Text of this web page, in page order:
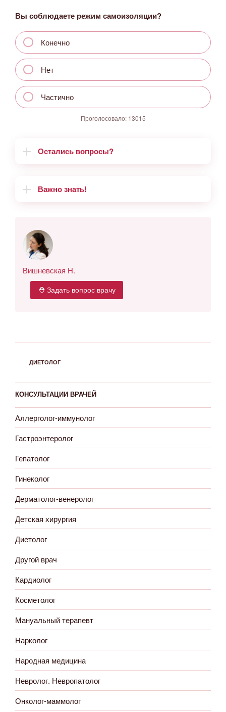
Вы соблюдаете режим самоизоляции?
Конечно
Нет
Частично
Проголосовало: 13015
Остались вопросы?
Важно знать!
Вишневская Н.
⛑ Задать вопрос врачу
РУБРИКИ
ДИЕТОЛОГ
КОНСУЛЬТАЦИИ ВРАЧЕЙ
Аллерголог-иммунолог
Гастроэнтеролог
Гепатолог
Гинеколог
Дерматолог-венеролог
Детская хирургия
Диетолог
Другой врач
Кардиолог
Косметолог
Мануальный терапевт
Нарколог
Народная медицина
Невролог. Невропатолог
Онколог-маммолог